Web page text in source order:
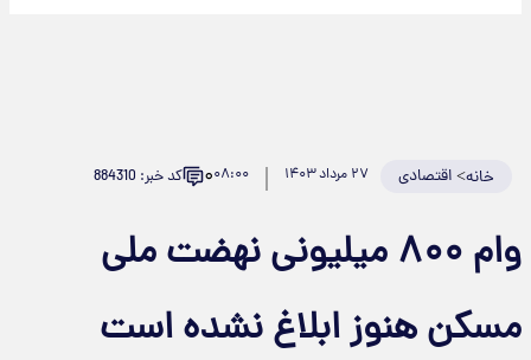
خانه>اقتصادی ۲۷ مرداد ۱۴۰۳ ۰۸:۰۰۰ کد خبر: 884310
وام ۸۰۰ میلیونی نهضت ملی
هنوز ابلاغ نشده است